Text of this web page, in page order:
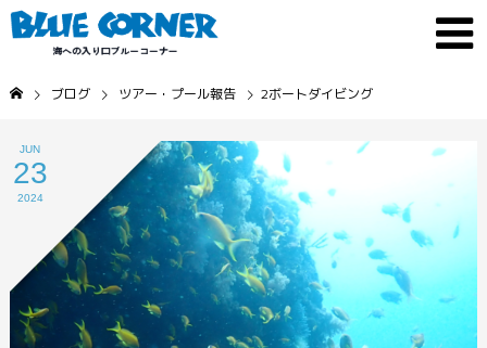
ブログ ツアー・プール報告 2ボートダイビング
JUN
23
2024